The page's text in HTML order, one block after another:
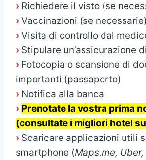
› Richiedere il visto (se
› Vaccinazioni (se necessarie)
› Visita di controllo dal
› Stipulare un’assicurazione
› Fotocopia o scansione di
importanti (passaporto)
› Notifica alla banca
› Prenotate la vostra prima
(consultate i migliori hotel su
› Scaricare applicazioni utili
smartphone (Maps.me, Uber,